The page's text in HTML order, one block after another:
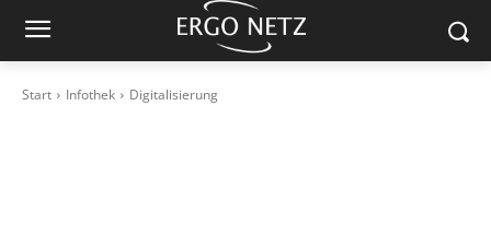
Start Infothek Digitalisierung